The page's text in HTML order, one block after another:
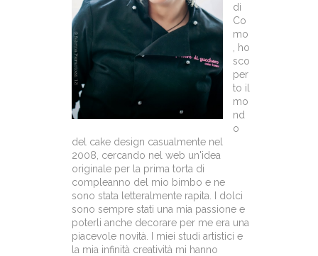
di
Co
mo
, ho
sco
per
to il
mo
nd
o
del cake design casualmente nel
2008, cercando nel web un'idea
originale per la prima torta di
compleanno del mio bimbo e ne
sono stata letteralmente rapita. I dolci
sono sempre stati una mia passione e
poterli anche decorare per me era una
piacevole novità. I miei studi artistici e
la mia infinità creatività mi hanno